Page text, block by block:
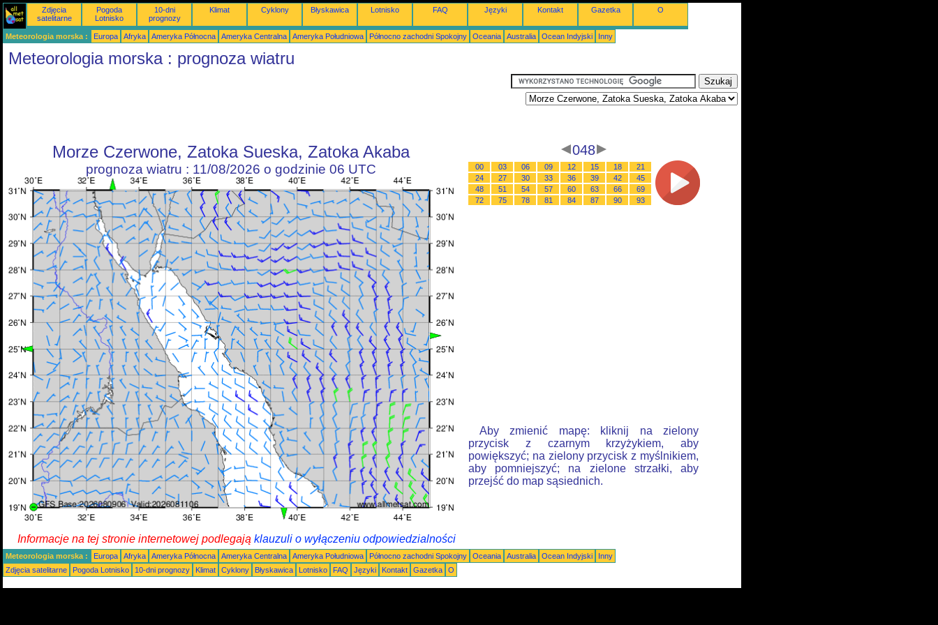
Zdjęcia
satelitarne
Pogoda
Lotnisko
10-dni
prognozy
Klimat Cyklony Błyskawica Lotnisko FAQ Języki Kontakt Gazetka O
Meteorologia morska : Europa Afryka Ameryka Północna Ameryka Centralna Ameryka Południowa Północno zachodni Spokojny Oceania Australia Ocean Indyjski Inny
Meteorologia morska : prognoza wiatru
Morze Czerwone, Zatoka Sueska, Zatoka Akaba
prognoza wiatru : 11/08/2026 o godzinie 06 UTC
048
00 03 06 09 12 15 18
21
24
27 30 33 36 39 42
45
48
51 54 57 60 63 66
69
72
75 78 81 84 87 90 93
Aby zmienić mapę: kliknij na zielony
przycisk z czarnym krzyżykiem, aby
powiększyć; na zielony przycisk z myślnikiem,
aby pomniejszyć; na zielone strzałki, aby
przejść do map sąsiednich.
Informacje na tej stronie internetowej podlegają klauzuli o wyłączeniu odpowiedzialności
Meteorologia morska : Europa Afryka Ameryka Północna Ameryka Centralna Ameryka Południowa Północno zachodni Spokojny Oceania Australia Ocean Indyjski
Inny
Zdjęcia satelitarne
Pogoda Lotnisko 10-dni prognozy Klimat Cyklony Błyskawica Lotnisko FAQ Języki Kontakt Gazetka O